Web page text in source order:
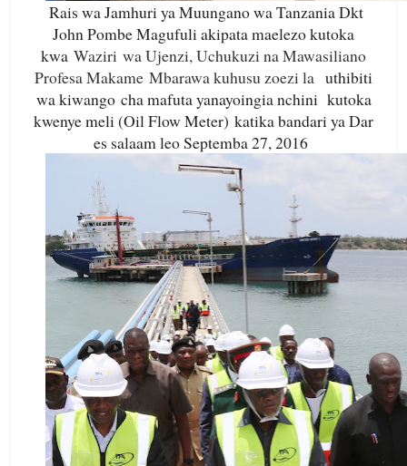
Rais wa Jamhuri ya Muungano wa Tanzania Dkt
John Pombe Magufuli akipata maelezo kutoka
kwa Waziri wa Ujenzi, Uchukuzi na Mawasiliano
Profesa Makame Mbarawa kuhusu zoezi la uthibiti
wa kiwango cha mafuta yanayoingia nchini kutoka
kwenye meli (Oil Flow Meter) katika bandari ya Dar
es salaam leo Septemba 27, 2016